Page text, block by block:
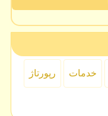
خدمات رپورتاژ